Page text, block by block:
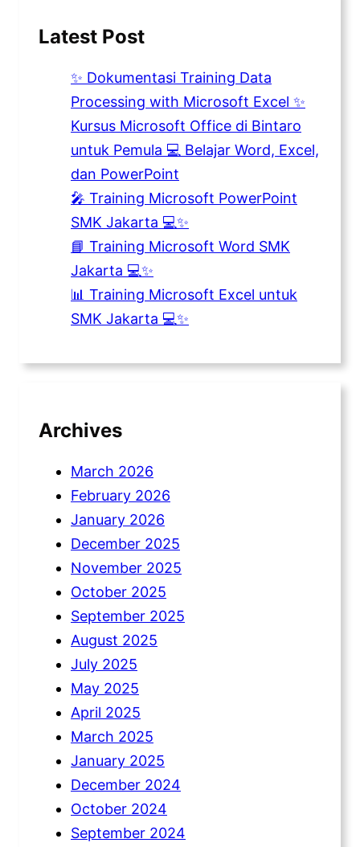
Latest Post
✨ Dokumentasi Training Data
Processing with Microsoft Excel ✨
Kursus Microsoft Office di Bintaro
untuk Pemula 💻 Belajar Word, Excel,
dan PowerPoint
🎤 Training Microsoft PowerPoint
SMK Jakarta 💻✨
📘 Training Microsoft Word SMK
Jakarta 💻✨
📊 Training Microsoft Excel untuk
SMK Jakarta 💻✨
Archives
March 2026
February 2026
January 2026
December 2025
November 2025
October 2025
September 2025
August 2025
July 2025
May 2025
April 2025
March 2025
January 2025
December 2024
October 2024
September 2024